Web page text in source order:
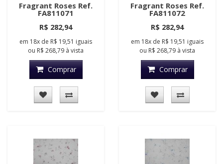
Fragrant Roses Ref.
FA811071
R$ 282,94
em 18x de R$ 19,51 iguais
ou R$ 268,79 à vista
Comprar
Fragrant Roses Ref.
FA811072
R$ 282,94
em 18x de R$ 19,51 iguais
ou R$ 268,79 à vista
Comprar